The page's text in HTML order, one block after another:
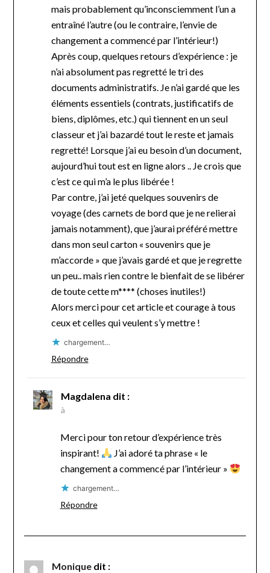
mais probablement qu’inconsciemment l’un a
entraîné l’autre (ou le contraire, l’envie de
changement a commencé par l’intérieur!)
Après coup, quelques retours d’expérience : je
n’ai absolument pas regretté le tri des
documents administratifs. Je n’ai gardé que les
éléments essentiels (contrats, justificatifs de
biens, diplômes, etc.) qui tiennent en un seul
classeur et j’ai bazardé tout le reste et jamais
regretté! Lorsque j’ai eu besoin d’un document,
aujourd’hui tout est en ligne alors .. Je crois que
c’est ce qui m’a le plus libérée !
Par contre, j’ai jeté quelques souvenirs de
voyage (des carnets de bord que je ne relierai
jamais notamment), que j’aurai préféré mettre
dans mon seul carton « souvenirs que je
m’accorde » que j’avais gardé et que je regrette
un peu.. mais rien contre le bienfait de se libérer
de toute cette m**** (choses inutiles!)
Alors merci pour cet article et courage à tous
ceux et celles qui veulent s’y mettre !
chargement…
Répondre
Magdalena dit :
à
Merci pour ton retour d’expérience très
inspirant!
J’ai adoré ta phrase « le
changement a commencé par l’intérieur »
chargement…
Répondre
Monique dit :